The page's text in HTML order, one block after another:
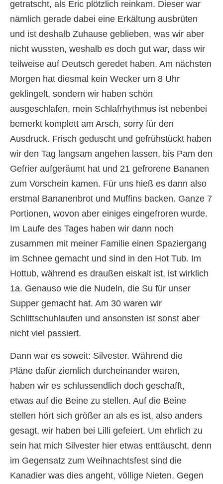
getratscht, als Eric plötzlich reinkam. Dieser war
nämlich gerade dabei eine Erkältung ausbrüten
und ist deshalb Zuhause geblieben, was wir aber
nicht wussten, weshalb es doch gut war, dass wir
teilweise auf Deutsch geredet haben. Am nächsten
Morgen hat diesmal kein Wecker um 8 Uhr
geklingelt, sondern wir haben schön
ausgeschlafen, mein Schlafrhythmus ist nebenbei
bemerkt komplett am Arsch, sorry für den
Ausdruck. Frisch geduscht und gefrühstückt haben
wir den Tag langsam angehen lassen, bis Pam den
Gefrier aufgeräumt hat und 21 gefrorene Bananen
zum Vorschein kamen. Für uns hieß es dann also
erstmal Bananenbrot und Muffins backen. Ganze 7
Portionen, wovon aber einiges eingefroren wurde.
Im Laufe des Tages haben wir dann noch
zusammen mit meiner Familie einen Spaziergang
im Schnee gemacht und sind in den Hot Tub. Im
Hottub, während es draußen eiskalt ist, ist wirklich
1a. Genauso wie die Nudeln, die Su für unser
Supper gemacht hat. Am 30 waren wir
Schlittschuhlaufen und ansonsten ist sonst aber
nicht viel passiert.
Dann war es soweit: Silvester. Während die
Pläne dafür ziemlich durcheinander waren,
haben wir es schlussendlich doch geschafft,
etwas auf die Beine zu stellen. Auf die Beine
stellen hört sich größer an als es ist, also anders
gesagt, wir haben bei Lilli gefeiert. Um ehrlich zu
sein hat mich Silvester hier etwas enttäuscht, denn
im Gegensatz zum Weihnachtsfest sind die
Kanadier was dies angeht, völlige Nieten. Gegen